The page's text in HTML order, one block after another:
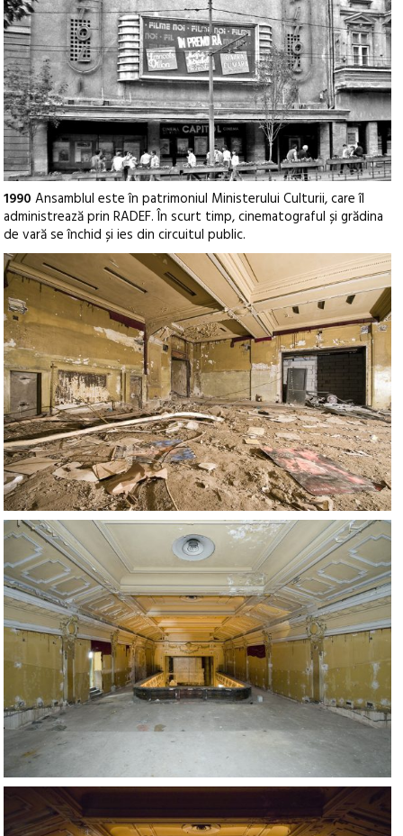
1990 Ansamblul este în patrimoniul Ministerului Culturii, care îl
administrează prin RADEF. În scurt timp, cinematograful și grădina
de vară se închid și ies din circuitul public.